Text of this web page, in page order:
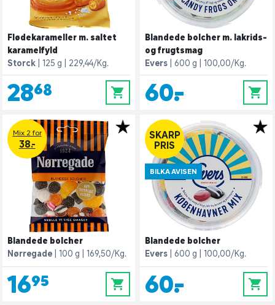
Flødekarameller m. saltet
karamelfyld
Storck
125 g 229,44/Kg.
28,68 0
Blandede bolcher m. lakrids-
og frugtsmag
Evers
600 g 100,00/Kg.
60,- 0
Mix 2 for
38.-
Blandede bolcher
Nørregade
100 g 169,50/Kg.
16,95 0
SKARP
PRIS
BILKA AVISEN
Blandede bolcher
Evers
600 g 100,00/Kg.
60,- 0